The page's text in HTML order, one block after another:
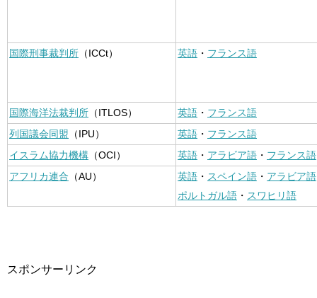
国際刑事裁判所 （ICCt） 英語 ・ フランス語
国際海洋法裁判所 （ITLOS） 英語 ・ フランス語
列国議会同盟 （IPU） 英語 ・ フランス語
イスラム協力機構 （OCI） 英語 ・ アラビア語 ・ フランス語
アフリカ連合 （AU） 英語 ・ スペイン語 ・ アラビア語
ポルトガル語 ・ スワヒリ語
スポンサーリンク